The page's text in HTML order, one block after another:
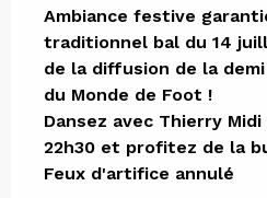
Ambiance festive
traditionnel bal du 14
de la diffusion de la
du Monde de Foot !
Dansez avec Thierry
22h30 et profitez de la
Feux d'artifice annulé